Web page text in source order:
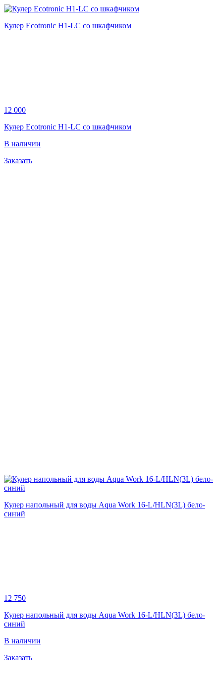
Кулер Ecotronic H1-LC со шкафчиком
12 000
Кулер Ecotronic H1-LC со шкафчиком
В наличии
Заказать
Кулер напольный для воды Aqua Work 16-L/HLN(3L) бело-
синий
12 750
Кулер напольный для воды Aqua Work 16-L/HLN(3L) бело-
синий
В наличии
Заказать